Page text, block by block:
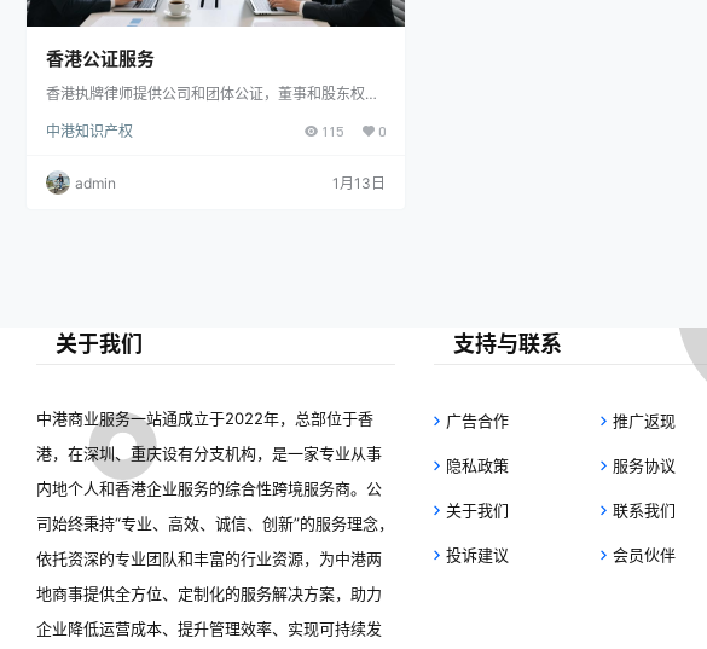
香港公证服务
香港执牌律师提供公司和团体公证，董事和股东权益
合。
中港知识产权 115 0
admin 1月13日
关于我们
中港商业服务一站通成立于2022年，总部位于香
港，在深圳、重庆设有分支机构，是一家专业从事
内地个人和香港企业服务的综合性跨境服务商。公
司始终秉持“专业、高效、诚信、创新”的服务理念，
依托资深的专业团队和丰富的行业资源，为中港两
地商事提供全方位、定制化的服务解决方案，助力
企业降低运营成本、提升管理效率、实现可持续发
支持与联系
广告合作 推广返现
隐私政策 服务协议
关于我们 联系我们
投诉建议 会员伙伴